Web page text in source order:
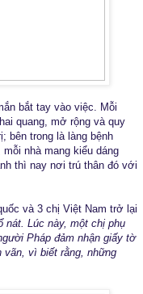
bắt tay vào việc. Mỗi
quang, mở rộng và quy
bên trong là làng bệnh
nhà mang kiểu dáng
thì nay nơi trú thân đó với
và 3 chị Việt Nam trở lại
nát. Lúc này, một chị phụ
Pháp đảm nhận giấy tờ
vãn, vì biết rằng, những